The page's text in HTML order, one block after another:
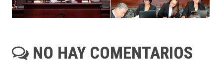
NO HAY COMENTARIOS